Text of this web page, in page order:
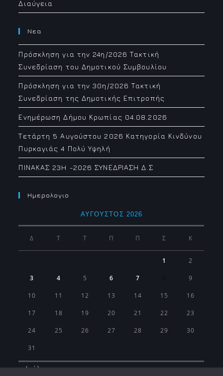
Διαύγεια
Νεα
Πρόσκληση για την 24η/2026 Τακτική
Συνεδρίαση του Δημοτικού Συμβουλίου
Πρόσκληση για την 30η/2026 Τακτική
Συνεδρίαση της Δημοτικής Επιτροπής
Ενημέρωση Δήμου Κρωπίας 04.08.2026
Τετάρτη 5 Αυγούστου 2026 Κατηγορία Κινδύνου
Πυρκαγιάς 4 Πολύ Υψηλή
ΠΙΝΑΚΑΣ 23H -2026 ΣΥΝΕΔΡΙΑΣΗ Δ.Σ
Ημερολογιο
ΑΎΓΟΥΣΤΟΣ 2026
Δ Τ Τ Π Π Σ Κ
1 2
3 4 5 6 7 9
10 11 12 13 14 15 16
17 18 19 20 21 22 23
24 25 26 27 28 29 30
31
« Ιούλ